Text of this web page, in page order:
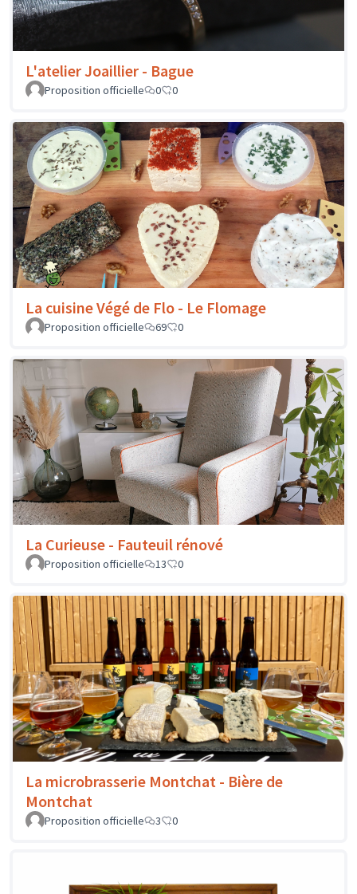
L'atelier Joaillier - Bague
Proposition officielle 0 0
La cuisine Végé de Flo - Le Flomage
Proposition officielle 69 0
La Curieuse - Fauteuil rénové
Proposition officielle 13 0
La microbrasserie Montchat - Bière de
Montchat
Proposition officielle 3 0